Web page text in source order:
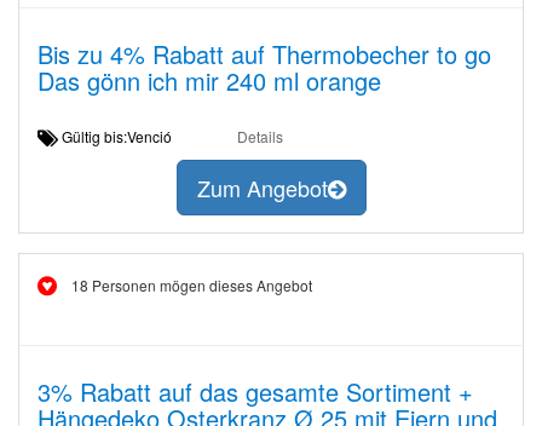
Bis zu 4% Rabatt auf Thermobecher to go
Das gönn ich mir 240 ml orange
Gültig bis:Venció Details
Zum Angebot
18 Personen mögen dieses Angebot
3% Rabatt auf das gesamte Sortiment +
Hängedeko Osterkranz Ø 25 mit Eiern und